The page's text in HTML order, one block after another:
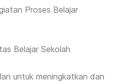
Proses Belajar
Belajar Sekolah
untuk meningkatkan dan